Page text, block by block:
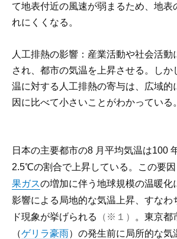
て地表付近の風速が弱まるため、地表
れにくくなる。
人工排熱の影響：産業活動や社会活動
され、都市の気温を上昇させる。しか
温に対する人工排熱の寄与は、広域的
因に比べて小さいことがわかっている。
日本の主要都市の8 月平均気温は100
2.5℃の割合で上昇している。この要因
果ガスの増加に伴う地球規模の温暖化
影響による局地的な気温上昇、すなわ
ド現象が挙げられる
（※１）
。東京都
（ゲリラ豪雨）の発生前に局所的な気